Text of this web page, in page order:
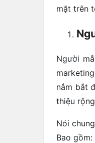
mặt trên
Người
nắm bắt
thiệu
Nói
Bao